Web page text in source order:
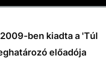
ben kiadta a 'Túl
előadója